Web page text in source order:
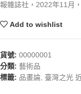
報雜誌社，2022年11月
Add to wishlist
貨號: 00000001
分類: 藝術品
標籤: 品畫論 臺灣之光